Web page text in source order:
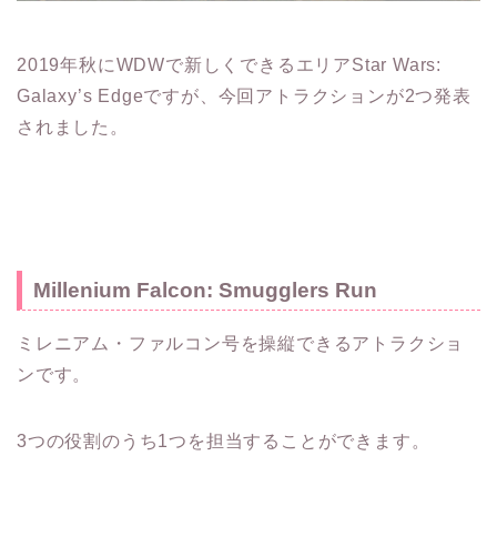
2019年秋にWDWで新しくできるエリアStar Wars:
Galaxy’s Edgeですが、今回アトラクションが2つ発表
されました。
Millenium Falcon: Smugglers Run
ミレニアム・ファルコン号を操縦できるアトラクショ
ンです。
3つの役割のうち1つを担当することができます。